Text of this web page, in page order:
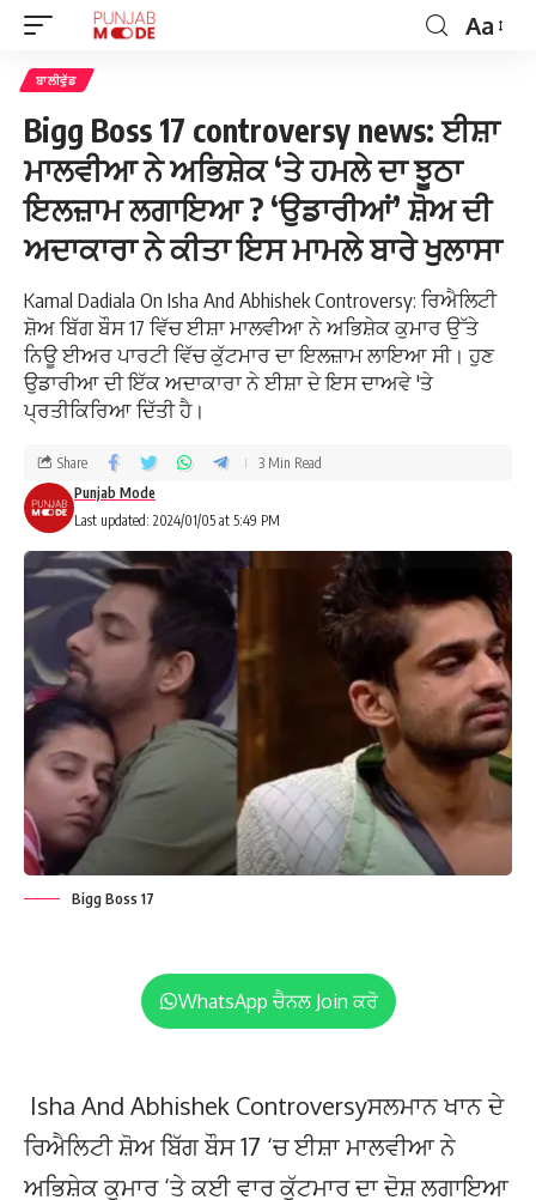
Aa
ਬਾਲੀਵੁੱਡ
Bigg Boss 17 controversy news: ਈਸ਼ਾ
ਮਾਲਵੀਆ ਨੇ ਅਭਿਸ਼ੇਕ ‘ਤੇ ਹਮਲੇ ਦਾ ਝੂਠਾ
ਇਲਜ਼ਾਮ ਲਗਾਇਆ ? ‘ਉਡਾਰੀਆਂ’ ਸ਼ੋਅ ਦੀ
ਅਦਾਕਾਰਾ ਨੇ ਕੀਤਾ ਇਸ ਮਾਮਲੇ ਬਾਰੇ ਖੁਲਾਸਾ
Kamal Dadiala On Isha And Abhishek Controversy: ਰਿਐਲਿਟੀ
ਸ਼ੋਅ ਬਿੱਗ ਬੌਸ 17 ਵਿੱਚ ਈਸ਼ਾ ਮਾਲਵੀਆ ਨੇ ਅਭਿਸ਼ੇਕ ਕੁਮਾਰ ਉੱਤੇ
ਨਿਊ ਈਅਰ ਪਾਰਟੀ ਵਿੱਚ ਕੁੱਟਮਾਰ ਦਾ ਇਲਜ਼ਾਮ ਲਾਇਆ ਸੀ। ਹੁਣ
ਉਡਾਰੀਆ ਦੀ ਇੱਕ ਅਦਾਕਾਰਾ ਨੇ ਈਸ਼ਾ ਦੇ ਇਸ ਦਾਅਵੇ 'ਤੇ
ਪ੍ਰਤੀਕਿਰਿਆ ਦਿੱਤੀ ਹੈ।
Last updated: 2024/01/05 at 5:49 PM
Punjab Mode
Share 3 Min Read
Bigg Boss 17
WhatsApp ਚੈਨਲ Join ਕਰੋ
Isha And Abhishek Controversyਸਲਮਾਨ ਖਾਨ ਦੇ
ਰਿਐਲਿਟੀ ਸ਼ੋਅ ਬਿੱਗ ਬੌਸ 17 ‘ਚ ਈਸ਼ਾ ਮਾਲਵੀਆ ਨੇ
ਅਭਿਸ਼ੇਕ ਕੁਮਾਰ ‘ਤੇ ਕਈ ਵਾਰ ਕੁੱਟਮਾਰ ਦਾ ਦੋਸ਼ ਲਗਾਇਆ